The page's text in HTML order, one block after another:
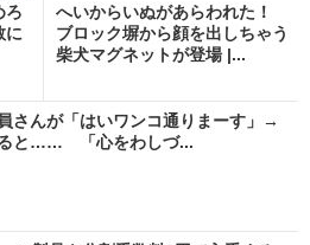
ろ
へいからいぬがあらわれた！
ブロック塀から顔を出しちゃう
柴犬マグネットが登場 |...
さんが「はいワンコ通りまーす」→
ると…… 「心をわしづ...